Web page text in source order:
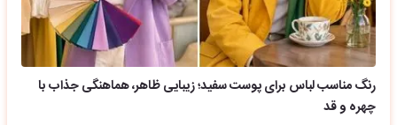
رنگ مناسب لباس برای پوست سفید؛ زیبایی ظاهر، هماهنگی جذاب با
چهره و قد